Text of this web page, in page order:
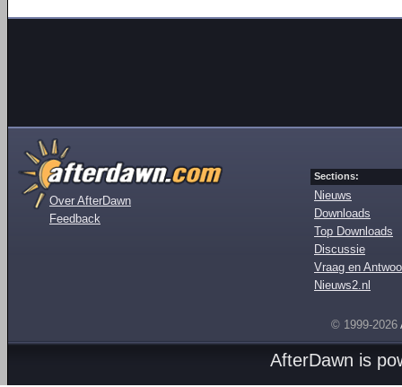
Over AfterDawn
Feedback
Sections:
Nieuws
Downloads
Top Downloads
Discussie
Vraag en
Nieuws2.nl
© 1999-2026
AfterDawn is